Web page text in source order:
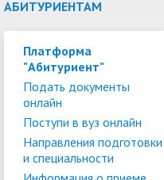
АБИТУРИЕНТАМ
Платформа
"Абитуриент"
Подать документы
онлайн
Поступи в вуз онлайн
Направления подготовки
и специальности